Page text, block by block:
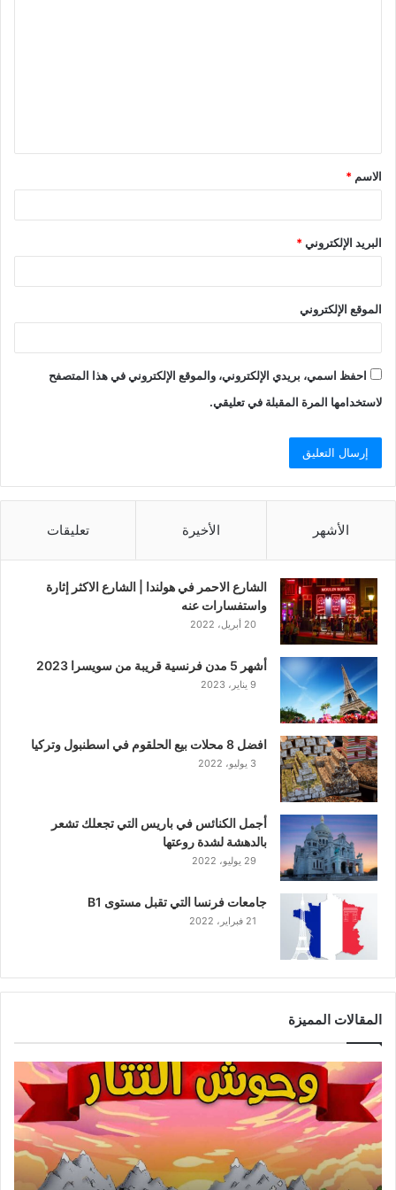
ق
*
الاسم *
البريد الإلكتروني*
الموقع الإلكتروني
احفظ اسمي، بريدي الإلكتروني، والموقع الإلكتروني في هذا المتصفح
لاستخدامها المرة المقبلة في تعليقي.
الأشهر الأخيرة تعليقات
الشارع الاحمر في هولندا | الشارع الاكثر إثارة
واستفسارات عنه
20 أبريل، 2022
أشهر 5 مدن فرنسية قريبة من سويسرا 2023
9 يناير، 2023
افضل 8 محلات بيع الحلقوم في اسطنبول وتركيا
3 يوليو، 2022
أجمل الكنائس في باريس التي تجعلك تشعر
بالدهشة لشدة روعتها
29 يوليو، 2022
جامعات فرنسا التي تقبل مستوى B1
21 فبراير، 2022
المقالات المميزة
وحوش
التتار
|
أفضل
لعبة
حرب
التتار